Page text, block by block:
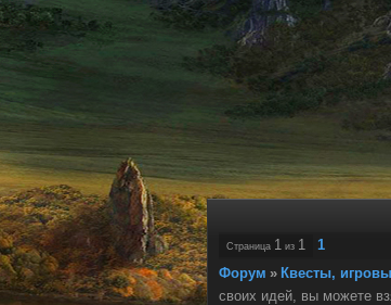
Страница 1 из 1
1
Форум » Квесты,
своих идей, вы можете